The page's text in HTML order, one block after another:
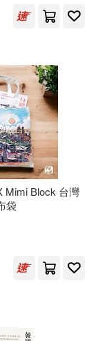
Mimi Block 台灣
袋